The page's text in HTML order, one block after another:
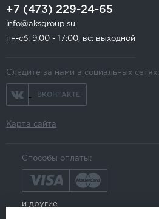
+7 (473) 229-24-65
info@aksgroup.su
пн-сб: 9:00 - 17:00, вс: выходной
Следите за нами в социальных сетях:
ВКОНТАКТЕ
Карта сайта
Способы оплаты:
и другие